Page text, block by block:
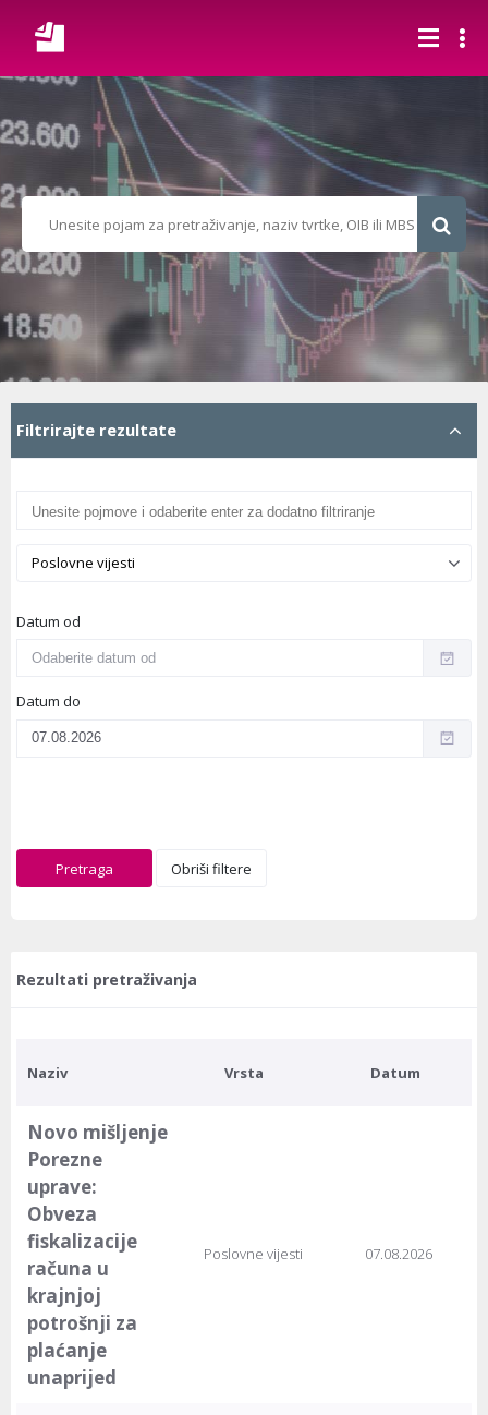
Filtrirajte rezultate
Poslovne vijesti
Datum od
Datum do
Pretraga Obriši filtere
Rezultati pretraživanja
Naziv Vrsta Datum
Novo mišljenje
Porezne
uprave:
Obveza
fiskalizacije
računa u
krajnjoj
potrošnji za
plaćanje
unaprijed
Poslovne vijesti 07.08.2026